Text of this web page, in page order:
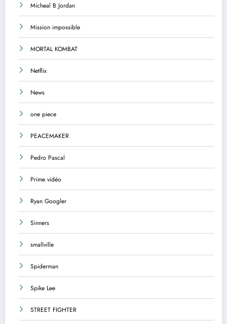
Micheal B Jordan
Mission impossible
MORTAL KOMBAT
Netflix
News
one piece
PEACEMAKER
Pedro Pascal
Prime vidéo
Ryan Googler
Sinners
smallville
Spiderman
Spike Lee
STREET FIGHTER